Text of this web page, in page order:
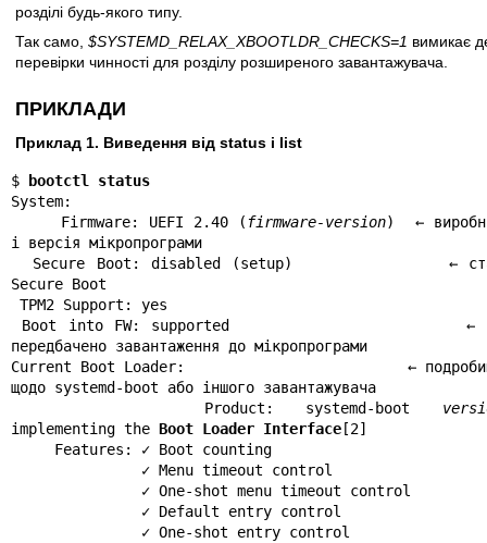
розділі будь-якого типу.
Так само, $SYSTEMD_RELAX_XBOOTLDR_CHECKS=1 вимикає
перевірки чинності для розділу розширеного завантажувача.
ПРИКЛАДИ
Приклад 1. Виведення від status і list
$
bootctl status
System:
     Firmware: UEFI 2.40 (
firmware-version)  ←
і версія мікропрограми
Secure Boot
передбачено завантаження до мікропрограми
Current Boot Loader:                         ←
щодо systemd-boot або іншого завантажувача
      Product: systemd-boot
implementing the Boot Loader Interface[2]